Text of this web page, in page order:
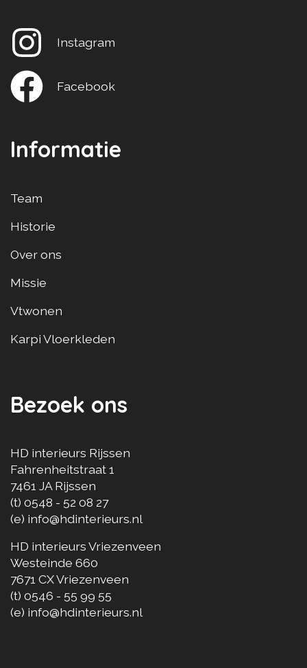
Instagram
Facebook
Informatie
Team
Historie
Over ons
Missie
Vtwonen
Karpi Vloerkleden
Bezoek ons
HD interieurs Rijssen
Fahrenheitstraat 1
7461 JA Rijssen
(t) 0548 - 52 08 27
(e) info@hdinterieurs.nl
HD interieurs Vriezenveen
Westeinde 660
7671 CXVriezenveen
(t) 0546 - 55 99 55
(e) info@hdinterieurs.nl